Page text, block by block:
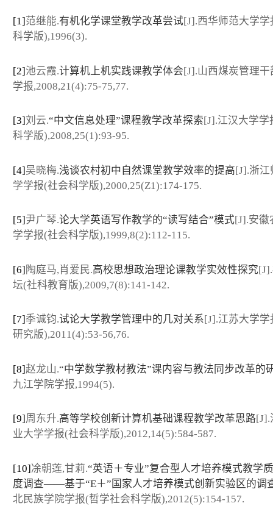
[1] 范继能.有机化学课堂教学改革尝试[J].西华师范大学学
科学版),1996(3).
[2]池云霞.计算机上机实践课教学体会[J].山西煤炭管理干
学报,2008,21(4):75-75,77.
[3]刘云.“中文信息处理”课程教学改革探索[J].江汉大学学
科学版),2008,25(1):93-95.
[4]吴晓梅.浅谈农村初中自然课堂教学效率的提高[J].浙江
学学报(社会科学版),2000,25(Z1):174-175.
[5]尹广琴.论大学英语写作教学的“读写结合”模式[J].安徽
学学报(社会科学版),1999,8(2):112-115.
[6] 陶庭马,肖爱民.高校思想政治理论课教学实效性探究
坛(社科教育版),2009,7(8):141-142.
[7] 季诚钧.试论大学教学管理中的几对关系[J].江苏大学
研究版),2011(4):53-56,76.
[8]赵龙山.“中学数学教材教法”课内容与教法同步改革的
九江学院学报,1994(5).
[9] 周东升.高等学校创新计算机基础课程教学改革思路[J].
业大学学报(社会科学版),2012,14(5):584-587.
[10]凃朝莲,甘莉.“英语＋专业”复合型人才培养模式教学
度调查——基于“E＋”国家人才培养模式创新实验区的调
北民族学院学报(哲学社会科学版),2012(5):154-157.